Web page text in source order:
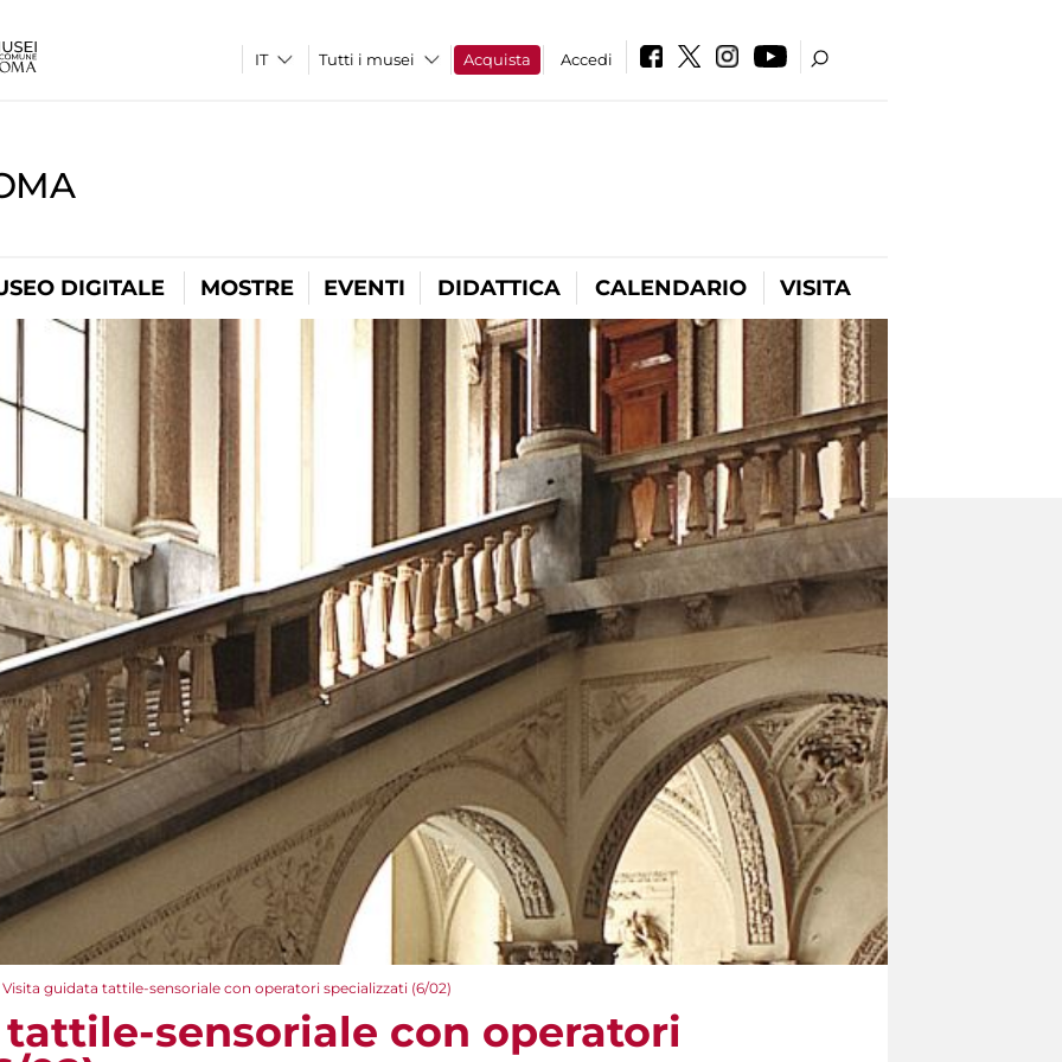
Tutti i musei Acquista Accedi
DIGITALE MOSTRE EVENTI DIDATTICA CALENDARIO VISITA
Visita guidata tattile-sensoriale con operatori specializzati (6/02)
sensoriale con operatori